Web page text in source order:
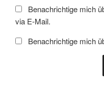
Benachrichtige mich
via E-Mail.
Benachrichtige mich